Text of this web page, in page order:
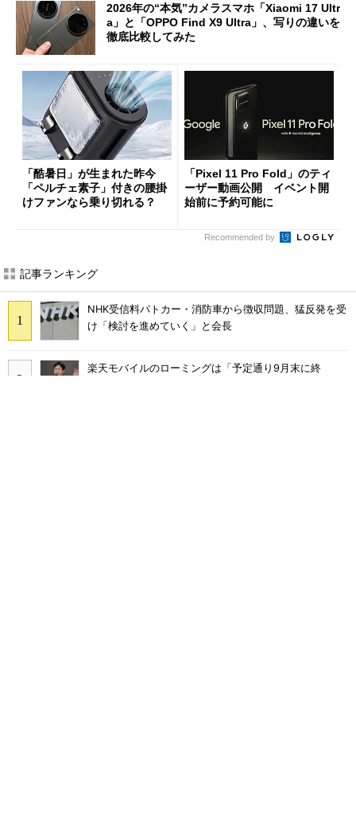
2026年の“本気”カメラスマホ「Xiaomi 17 Ultr
a」と「OPPO Find X9 Ultra」、写りの違いを
徹底比較してみた
「酷暑日」が生まれた昨今
「ペルチェ素子」付きの腰掛
けファンなら乗り切れる？
「Pixel 11 Pro Fold」のティ
ーザー動画公開 イベント開
始前に予約可能に
Recommended by
記事ランキング
NHK受信料パトカー・消防車から徴収問題、猛反発を受
け「検討を進めていく」と会長
楽天モバイルのローミングは「予定通り9月末に終